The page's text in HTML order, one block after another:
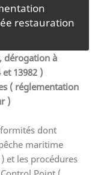
restauration
dérogation à
13982 )
( réglementation
)
dont
maritime
et les procédures